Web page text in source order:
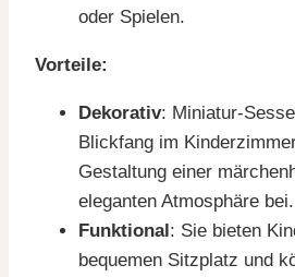
oder Spielen.
Vorteile:
Dekorativ: Miniatur-
Blickfang im
Gestaltung einer
eleganten Atmosphäre bei.
Funktional: Sie bieten
bequemen Sitzplatz und